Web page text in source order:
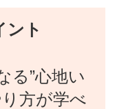
ント
る”心地い
方が学べ